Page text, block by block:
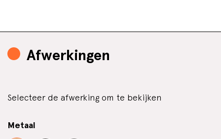
Afwerkingen
Selecteer de afwerking om te bekijken
Metaal